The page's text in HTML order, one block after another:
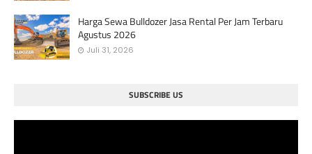
Harga Sewa Bulldozer Jasa Rental Per Jam Terbaru
Agustus 2026
Juli 31, 2026
SUBSCRIBE US